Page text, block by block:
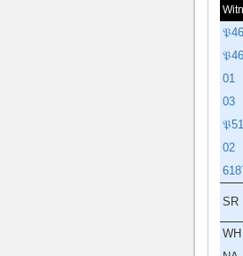
𝔓46
01
03
𝔓51
02
SR
WH